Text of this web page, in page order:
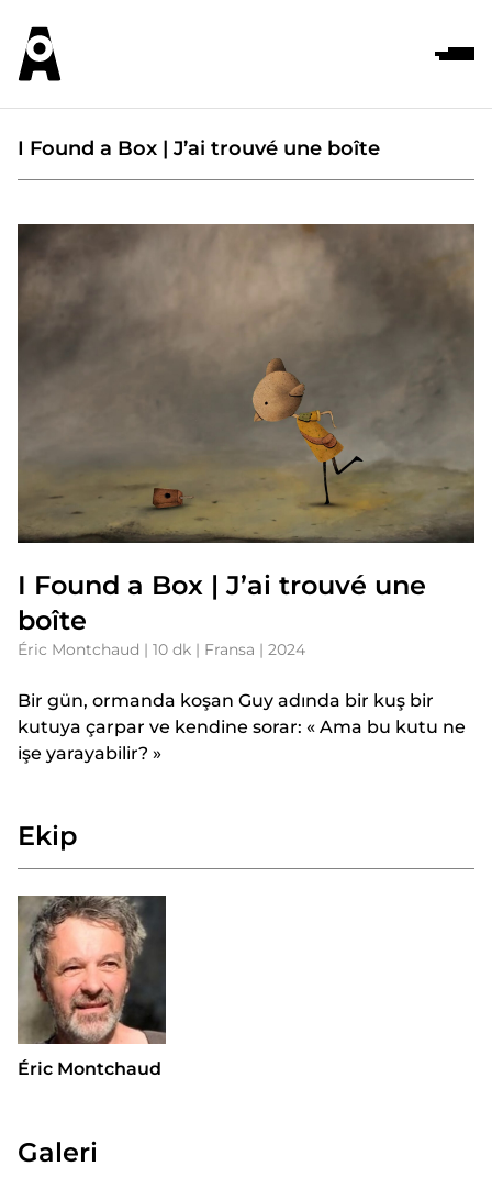
I Found a Box | J’ai trouvé une boîte
I Found a Box | J’ai trouvé une
boîte
Éric Montchaud | 10 dk | Fransa | 2024
Bir gün, ormanda koşan Guy adında bir kuş bir
kutuya çarpar ve kendine sorar: « Ama bu kutu ne
işe yarayabilir? »
Ekip
Éric Montchaud
Galeri